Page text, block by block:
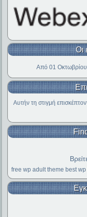
Οι
Από 01 Οκτωβρίου
Αυτήν τη στιγμή
free wp adult theme best